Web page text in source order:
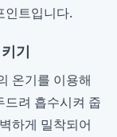
인트입니다.
기
온기를 이용해
드려 흡수시켜 줍
하게 밀착되어